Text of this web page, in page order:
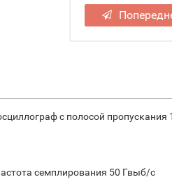
с полосой
семплирования 50 Гвыб/с